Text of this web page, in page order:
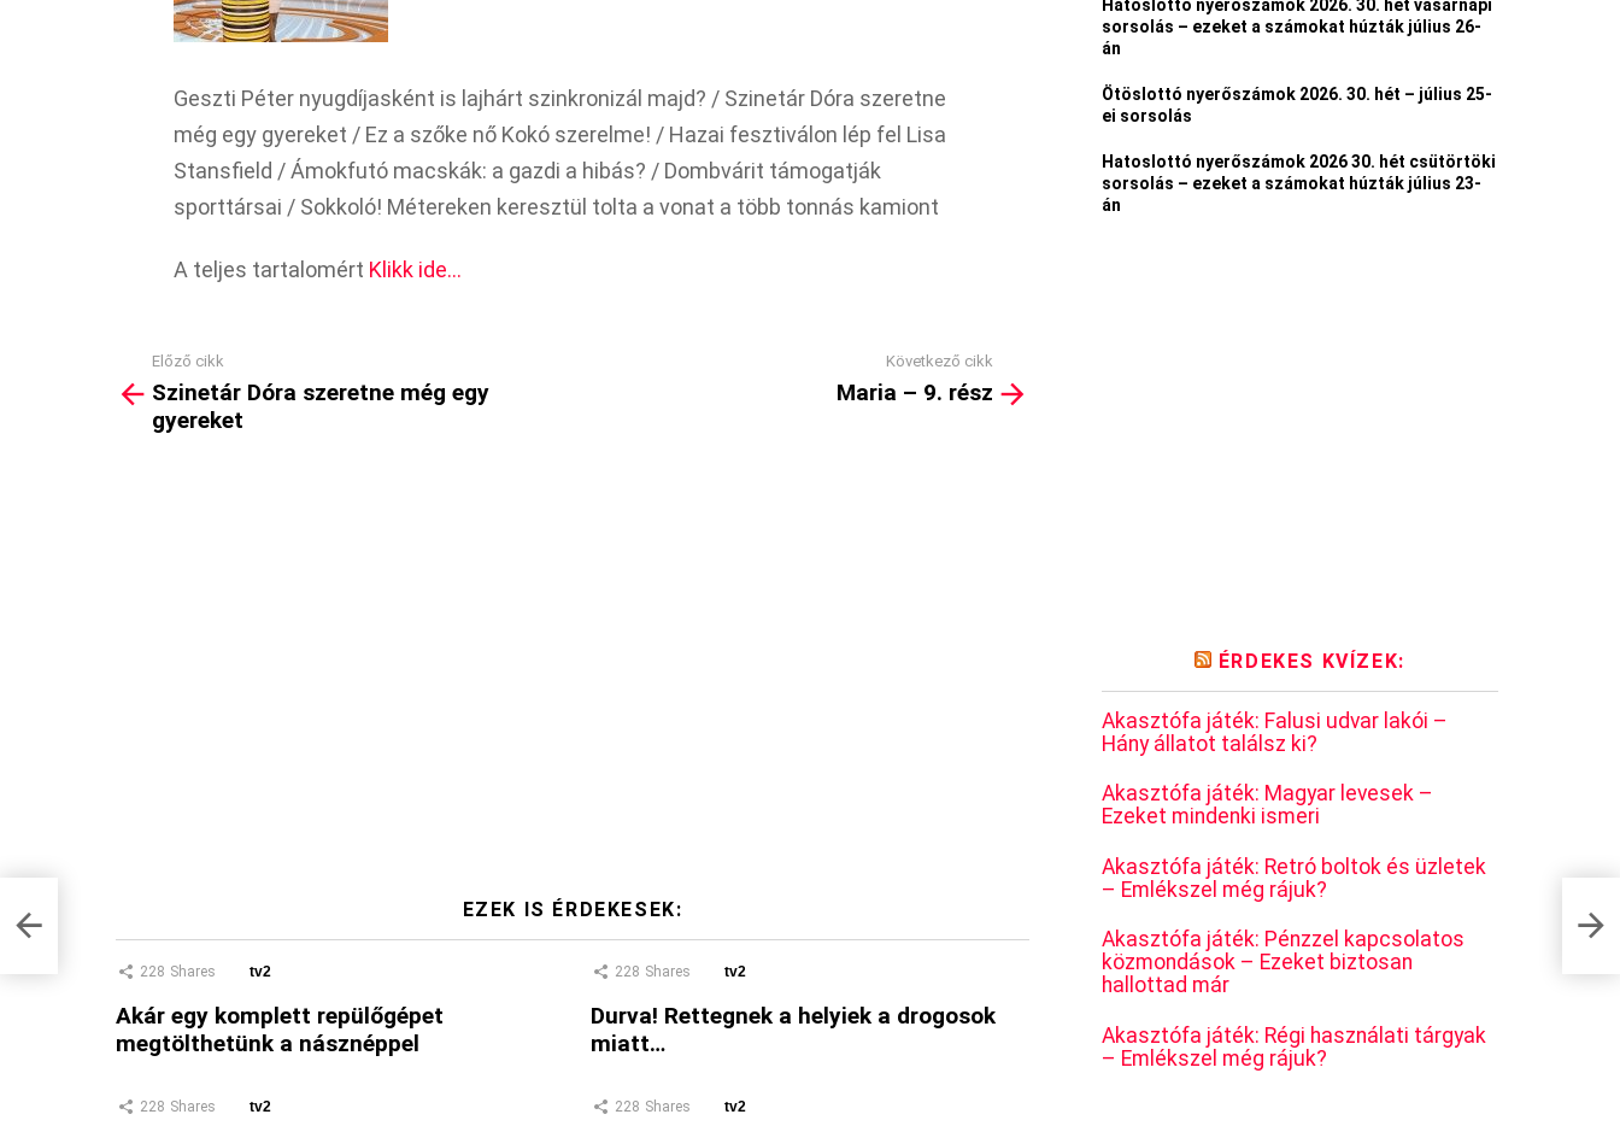
Geszti Péter nyugdíjasként is lajhárt szinkronizál majd? / Szinetár Dóra szeretne
még egy gyereket / Ez a szőke nő Kokó szerelme! / Hazai fesztiválon lép fel Lisa
Stansfield / Ámokfutó macskák: a gazdi a hibás? / Dombvárit támogatják
sporttársai / Sokkoló! Métereken keresztül tolta a vonat a több tonnás kamiont
A teljes tartalomért Klikk ide…
more
Előző cikk
Szinetár Dóra szeretne még egy
gyereket
Következő cikk
Maria – 9. rész
EZEK IS ÉRDEKESEK:
228 Shares tv2
Akár egy komplett repülőgépet
megtölthetünk a násznéppel
228 Shares tv2
Durva! Rettegnek a helyiek a drogosok
miatt…
228 Shares tv2 228 Shares tv2
Maria
Hatoslottó nyerőszámok 2026. 30. hét vasárnapi
sorsolás – ezeket a számokat húzták július 26-
án
Ötöslottó nyerőszámok 2026. 30. hét – július 25-
ei sorsolás
Hatoslottó nyerőszámok 2026 30. hét csütörtöki
sorsolás – ezeket a számokat húzták július 23-
án
ÉRDEKES KVÍZEK:
Akasztófa játék: Falusi udvar lakói –
Hány állatot találsz ki?
Akasztófa játék: Magyar levesek –
Ezeket mindenki ismeri
Akasztófa játék: Retró boltok és üzletek
– Emlékszel még rájuk?
Akasztófa játék: Pénzzel kapcsolatos
közmondások – Ezeket biztosan
hallottad már
Akasztófa játék: Régi használati tárgyak
– Emlékszel még rájuk?